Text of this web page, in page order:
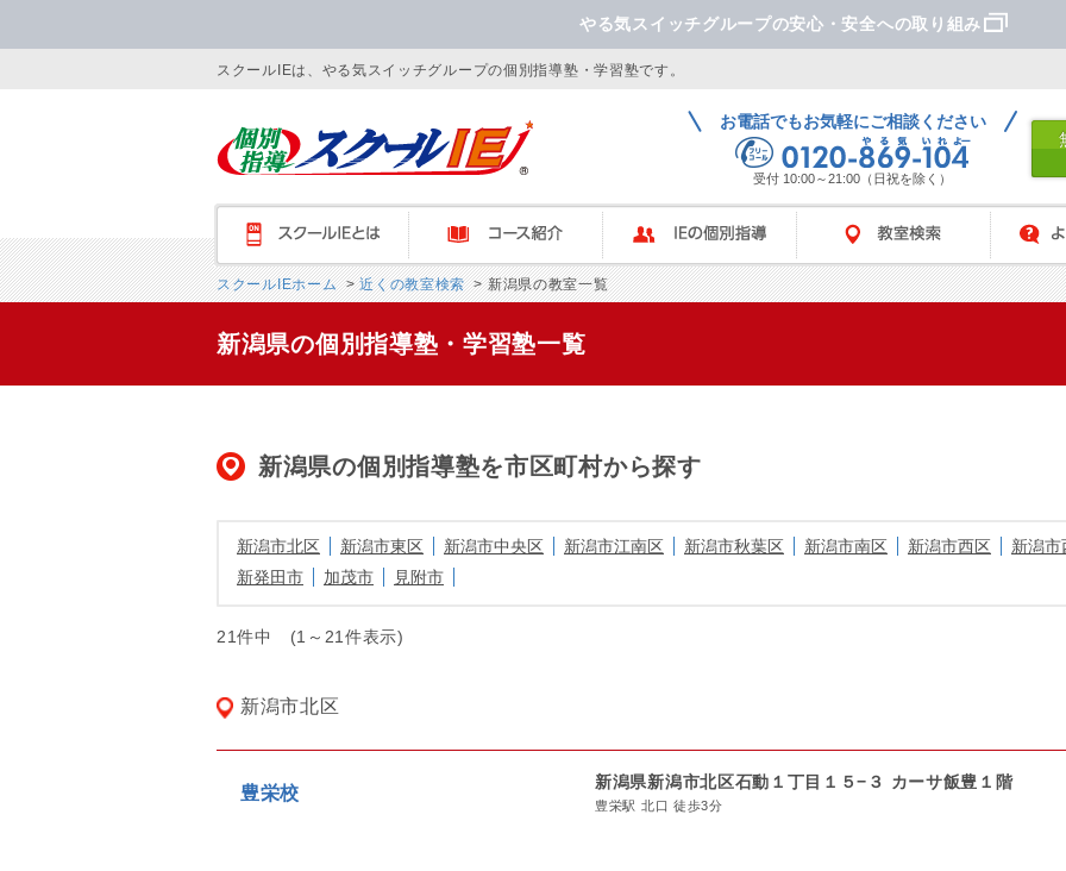
やる気スイッチグループの安心・安全への取り組み
スクールIEは、やる気スイッチグループの個別指導塾・学習塾です。
お電話でもお気軽にご相談ください
受付 10:00～21:00（日祝を除く）
スクールIEとは コース紹介 IEの個別指導 教室検索 よくあ
スクールIEホーム>近くの教室検索> 新潟県の教室一覧
新潟県の個別指導塾・学習塾一覧
新潟県の個別指導塾を市区町村から探す
新潟市北区 新潟市東区 新潟市中央区 新潟市江南区 新潟市秋葉区 新潟市南区 新潟市西区
新潟市
新発田市
加茂市 見附市
21件中 (1～21件表示)
新潟市北区
豊栄校
新潟県新潟市北区石動１丁目１５−３ カーサ飯豊１階
豊栄駅 北口 徒歩3分